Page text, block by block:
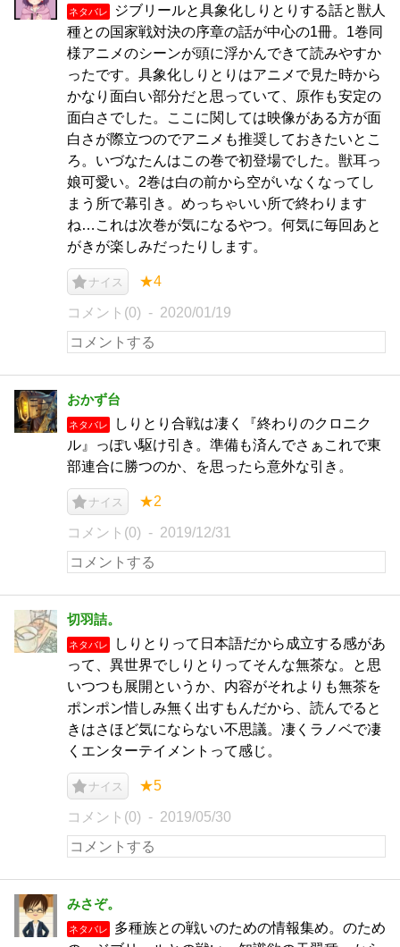
ネタバレ
ジブリールと具象化しりとりする話と獣人
種との国家戦対決の序章の話が中心の1冊。1巻同
様アニメのシーンが頭に浮かんできて読みやすか
ったです。具象化しりとりはアニメで見た時から
かなり面白い部分だと思っていて、原作も安定の
面白さでした。ここに関しては映像がある方が面
白さが際立つのでアニメも推奨しておきたいとこ
ろ。いづなたんはこの巻で初登場でした。獣耳っ
娘可愛い。2巻は白の前から空がいなくなってし
まう所で幕引き。めっちゃいい所で終わります
ね…これは次巻が気になるやつ。何気に毎回あと
がきが楽しみだったりします。
ナイス ★4
コメント(0) 2020/01/19
おかず台
ネタバレ
しりとり合戦は凄く『終わりのクロニク
ル』っぽい駆け引き。準備も済んでさぁこれで東
部連合に勝つのか、を思ったら意外な引き。
ナイス ★2
コメント(0) 2019/12/31
切羽詰。
ネタバレ
しりとりって日本語だから成立する感があ
って、異世界でしりとりってそんな無茶な。と思
いつつも展開というか、内容がそれよりも無茶を
ポンポン惜しみ無く出すもんだから、読んでると
きはさほど気にならない不思議。凄くラノベで凄
くエンターテイメントって感じ。
ナイス ★5
コメント(0) 2019/05/30
みさぞ。
ネタバレ
多種族との戦いのための情報集め。のため